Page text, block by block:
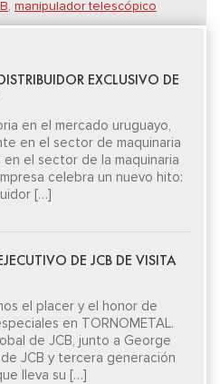
, manipulador telescópico
EXCLUSIVO DE
en el mercado uruguayo,
en el sector de maquinaria
el sector de la maquinaria
celebra un nuevo hito:
[…]
DE JCB DE VISITA
el placer y el honor de
en TORNOMETAL.
de JCB, junto a George
JCB y tercera generación
lleva su […]